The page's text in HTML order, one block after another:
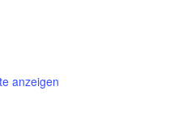
anzeigen